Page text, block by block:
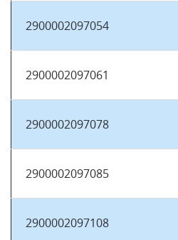
2900002097054
2900002097061
2900002097078
2900002097085
2900002097108